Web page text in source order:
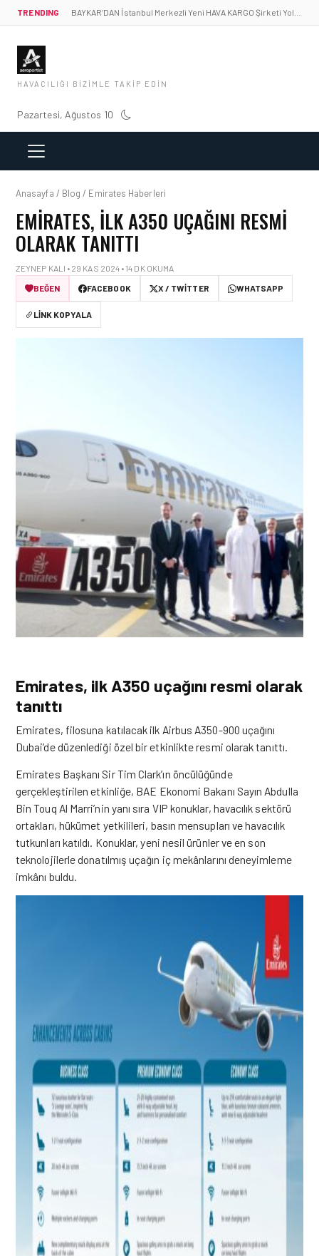
TRENDING
HAVACILIĞI BIZIMLE TAKIP EDIN
Pazartesi, Ağustos 10
Anasayfa / Blog / Emirates Haberleri
EMIRATES, ILK A350 UÇAĞINI RESMI
OLARAK TANITTI
ZEYNEP KALI • 29 KAS 2024 • 14 DK OKUMA
BEĞEN
FACEBOOK X / TWITTER WHATSAPP
LINK KOPYALA
Emirates, ilk A350 uçağını resmi olarak
tanıttı
Emirates, filosuna katılacak ilk Airbus A350-900 uçağını
Dubai’de düzenlediği özel bir etkinlikte resmi olarak tanıttı.
Emirates Başkanı Sir Tim Clark’ın öncülüğünde
gerçekleştirilen etkinliğe, BAE Ekonomi Bakanı Sayın Abdulla
Bin Touq Al Marri’nin yanı sıra VIP konuklar, havacılık sektörü
ortakları, hükümet yetkilileri, basın mensupları ve havacılık
tutkunları katıldı. Konuklar, yeni nesil ürünler ve en son
teknolojilerle donatılmış uçağın iç mekânlarını deneyimleme
imkânı buldu.